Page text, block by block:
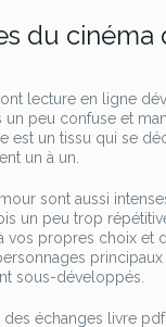
du cinéma
lecture en ligne
un peu confuse et
est un tissu qui se
un à un.
sont aussi
un peu trop
vos propres choix et
principaux
sous-développés.
des échanges livre